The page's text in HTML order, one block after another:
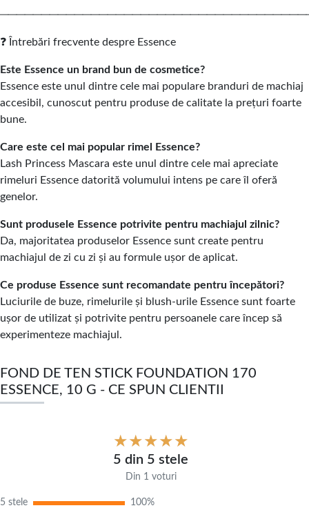
❓ Întrebări frecvente despre Essence
Este Essence un brand bun de cosmetice?
Essence este unul dintre cele mai populare branduri de machiaj
accesibil, cunoscut pentru produse de calitate la prețuri foarte
bune.
Care este cel mai popular rimel Essence?
Lash Princess Mascara este unul dintre cele mai apreciate
rimeluri Essence datorită volumului intens pe care îl oferă
genelor.
Sunt produsele Essence potrivite pentru machiajul zilnic?
Da, majoritatea produselor Essence sunt create pentru
machiajul de zi cu zi și au formule ușor de aplicat.
Ce produse Essence sunt recomandate pentru începători?
Luciurile de buze, rimelurile și blush-urile Essence sunt foarte
ușor de utilizat și potrivite pentru persoanele care încep să
experimenteze machiajul.
FOND DE TEN STICK FOUNDATION 170
ESSENCE, 10 G - CE SPUN CLIENTII
5 din 5 stele
Din 1 voturi
5 stele
100%